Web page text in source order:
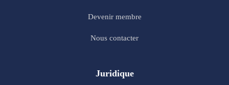
Devenir membre
Nous contacter
Juridique